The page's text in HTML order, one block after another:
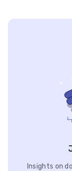
Insights on